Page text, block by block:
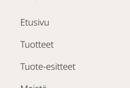
Etusivu
Tuotteet
Tuote-esitteet